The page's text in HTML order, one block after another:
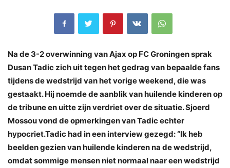
Na de 3-2 overwinning van Ajax op FC Groningen sprak
Dusan Tadic zich uit tegen het gedrag van bepaalde fans
tijdens de wedstrijd van het vorige weekend, die was
gestaakt. Hij noemde de aanblik van huilende kinderen op
de tribune en uitte zijn verdriet over de situatie. Sjoerd
Mossou vond de opmerkingen van Tadic echter
hypocriet.Tadic had in een interview gezegd: “Ik heb
beelden gezien van huilende kinderen na de wedstrijd,
omdat sommige mensen niet normaal naar een wedstrijd